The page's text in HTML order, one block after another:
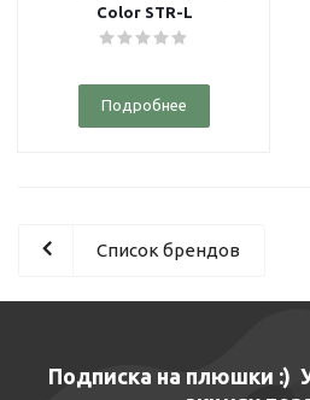
Color STR-L
Подробнее
Список брендов
Подписка на плюшки :)